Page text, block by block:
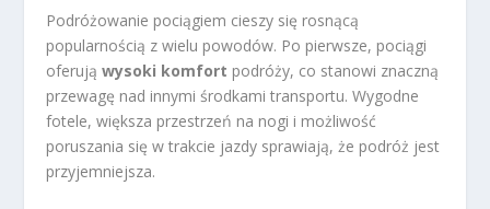
Podróżowanie pociągiem cieszy się rosnącą
popularnością z wielu powodów. Po pierwsze, pociągi
oferująwysoki komfort podróży, co stanowi znaczną
przewagę nad innymi środkami transportu. Wygodne
fotele, większa przestrzeń na nogi i możliwość
poruszania się w trakcie jazdy sprawiają, że podróż jest
przyjemniejsza.